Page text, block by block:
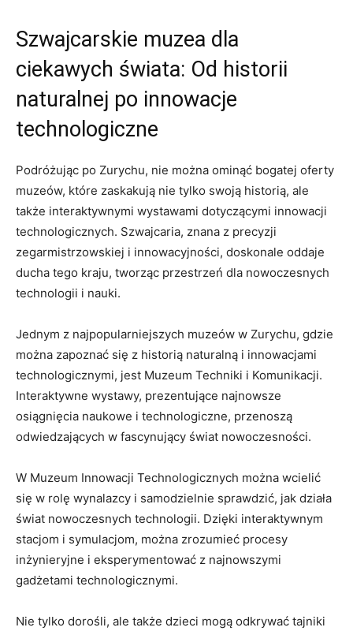
Szwajcarskie muzea dla
ciekawych świata: Od ⁤historii
naturalnej ‌po innowacje
technologiczne
Podróżując po‍ Zurychu, nie można ‍ominąć bogatej oferty
muzeów,​ które zaskakują nie tylko swoją historią, ale
także⁢ interaktywnymi ​wystawami dotyczącymi innowacji
technologicznych. Szwajcaria, znana‍ z ‍precyzji​
zegarmistrzowskiej i⁢ innowacyjności, doskonale oddaje
ducha tego kraju, ⁢tworząc przestrzeń dla ⁤nowoczesnych​
technologii i nauki.
Jednym z najpopularniejszych muzeów w Zurychu, gdzie
można⁣ zapoznać się‍ z historią⁤ naturalną i innowacjami⁣
technologicznymi, jest Muzeum Techniki i⁤ Komunikacji.
Interaktywne wystawy, prezentujące najnowsze​
osiągnięcia naukowe ⁢i ‌technologiczne, ​przenoszą ​
odwiedzających ⁣w fascynujący świat nowoczesności.
W Muzeum Innowacji‍ Technologicznych można ‍wcielić
się w ⁣rolę wynalazcy⁣ i samodzielnie ‌sprawdzić, jak działa‍
świat nowoczesnych technologii. ⁤Dzięki interaktywnym
stacjom ‍i symulacjom, można zrozumieć procesy
inżynieryjne i eksperymentować z najnowszymi
⁤gadżetami ⁣technologicznymi.
Nie tylko dorośli, ​ale także dzieci mogą odkrywać ⁢tajniki